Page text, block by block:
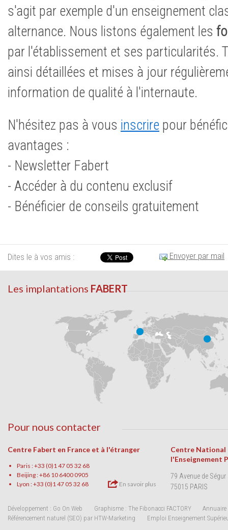
s'agit par exemple d'un enseignement
alternance. Nous listons également les
par l'établissement et ses particularités.
ainsi détaillées et mises à jour
information de qualité à l'internaute.
N'hésitez pas à vous inscrire pour
avantages :
- Newsletter Fabert
- Accéder à du contenu exclusif
- Bénéficier de conseils gratuitement
Dites le à vos amis : Envoyer par mail
Les implantations FABERT
Pour nous contacter
Centre Fabert en France et à l'étranger
Paris : +33 (0)1 47 05 32 68
Beijing : +86 10 6400 0905
Lyon : +33 (0)1 47 05 32 68
En savoir plus
Centre National
l'Enseignement
79 Avenue de Ségur
75015 PARIS
Développement : Go On Web Graphisme : The Fibonacci FACTORY
Annuaire
Référencement naturel (SEO) par HTW-Marketing
Emploi Enseignement